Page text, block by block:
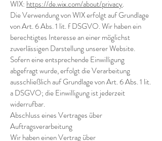
WIX: https://de.wix.com/about/privacy.
Die Verwendung von WIX erfolgt auf Grundlage
von Art. 6 Abs. 1 lit. f DSGVO. Wir haben ein
berechtigtes Interesse an einer möglichst
zuverlässigen Darstellung unserer Website.
Sofern eine entsprechende Einwilligung
abgefragt wurde, erfolgt die Verarbeitung
ausschließlich auf Grundlage von Art. 6 Abs. 1 lit.
a DSGVO; die Einwilligung ist jederzeit
widerrufbar.
Abschluss eines Vertrages über
Auftragsverarbeitung
Wir haben einen Vertrag über